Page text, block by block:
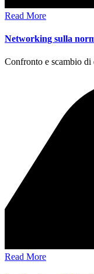
Read More
Networking sulla
Confronto e scambio
Read More